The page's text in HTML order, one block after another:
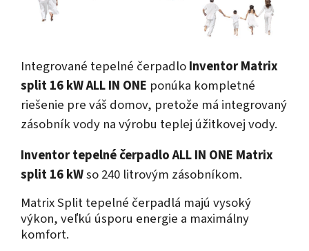
Integrované tepelné čerpadloInventor Matrix
split 16 kW ALL IN ONE ponúka kompletné
riešenie pre váš domov, pretože má integrovaný
zásobník vody na výrobu teplej úžitkovej vody.
Inventor tepelné čerpadlo ALL IN ONE Matrix
split 16 kWso 240 litrovým zásobníkom.
Matrix Split tepelné čerpadlá majú vysoký
výkon, veľkú úsporu energie a maximálny
komfort.